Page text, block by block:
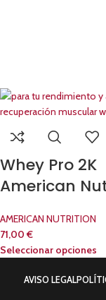
Whey Pro 2K
American
AMERICAN NUTRITION
71,00 €
Seleccionar opciones
AVISO LEGAL